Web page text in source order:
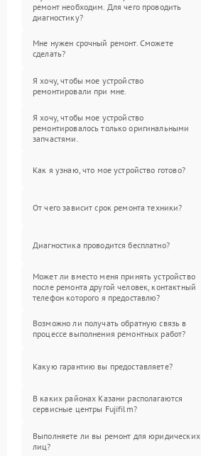
ремонт необходим. Для чего проводить
диагностику?
Мне нужен срочный ремонт. Сможете
сделать?
Я хочу, чтобы мое устройство
ремонтировали при мне.
Я хочу, чтобы мое устройство
ремонтировалось только оригинальными
запчастями.
Как я узнаю, что мое устройство готово?
От чего зависит срок ремонта техники?
Диагностика проводится бесплатно?
Может ли вместо меня принять устройство
после ремонта другой человек, контактный
телефон которого я предоставлю?
Возможно ли получать обратную связь в
процессе выполнения ремонтных работ?
Какую гарантию вы предоставляете?
В каких районах Казани располагаются
сервисные центры Fujifilm?
Выполняете ли вы ремонт для юридических
лиц?